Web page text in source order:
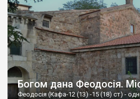
Богом дана Феодосія.
Феодосія (Кафа-12 (13) -15 (18) ст) -